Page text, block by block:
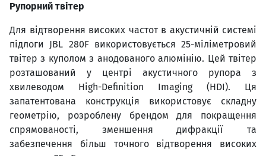
Рупорний твітер
Для відтворення високих частот в акустичній системі
підлоги JBL 280F використовується 25-міліметровий
твітер з куполом з анодованого алюмінію. Цей твітер
розташований у центрі акустичного рупора з
хвилеводом High-Definition Imaging (HDI). Ця
запатентована конструкція використовує складну
геометрію, розроблену брендом для покращення
спрямованості, зменшення дифракції та
забезпечення більш точного відтворення високих